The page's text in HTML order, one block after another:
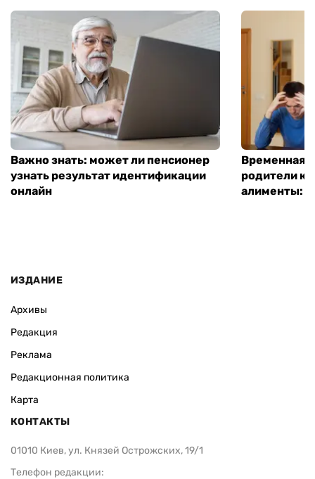
Важно знать: может ли пенсионер
узнать результат идентификации
онлайн
Временная
родители
алименты:
ИЗДАНИЕ
Архивы
Редакция
Реклама
Редакционная политика
Карта
КОНТАКТЫ
01010 Киев, ул. Князей Острожских, 19/1
Телефон редакции: